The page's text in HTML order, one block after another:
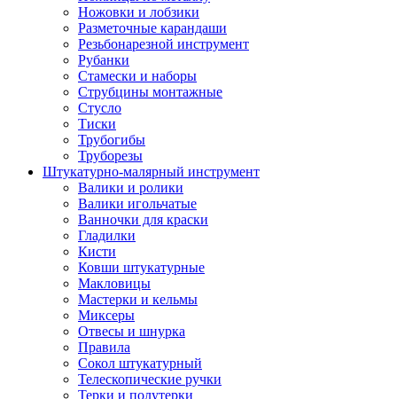
Ножовки и лобзики
Разметочные карандаши
Резьбонарезной инструмент
Рубанки
Стамески и наборы
Струбцины монтажные
Стусло
Тиски
Трубогибы
Труборезы
Штукатурно-малярный инструмент
Валики и ролики
Валики игольчатые
Ванночки для краски
Гладилки
Кисти
Ковши штукатурные
Макловицы
Мастерки и кельмы
Миксеры
Отвесы и шнурка
Правила
Сокол штукатурный
Телескопические ручки
Терки и полутерки